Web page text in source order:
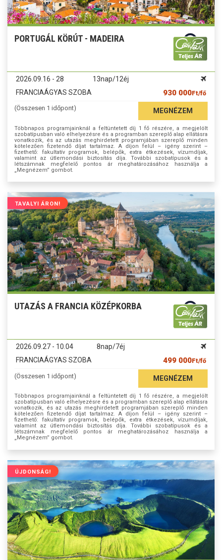
PORTUGÁL KÖRÚT - MADEIRA
2026.09.16 - 28
13nap/12éj
FRANCIAÁGYAS SZOBA
930 000Ft/fő
(Összesen 1 időpont) MEGNÉZEM
Többnapos programjainknál a feltüntetett díj 1 fő részére, a megjelölt
szobatípusban való elhelyezésre és a programban szereplő alap ellátásra
vonatkozik, és az utazás meghirdetett programjában szereplő minden
kötelezően fizetendő díjat tartalmaz. A díjon felül – igény szerint –
fizethető: fakultatív programok, belépők, extra étkezések, vízumdíjak,
valamint az útlemondási biztosítás díja. További szobatípusok és a
létszámnak megfelelő pontos ár meghatározásához használja a
„Megnézem” gombot.
TAVALYI ÁRON!
UTAZÁS A FRANCIA KÖZÉPKORBA
2026.09.27 - 10.04
8nap/7éj
FRANCIAÁGYAS SZOBA
499 000Ft/fő
(Összesen 1 időpont) MEGNÉZEM
Többnapos programjainknál a feltüntetett díj 1 fő részére, a megjelölt
szobatípusban való elhelyezésre és a programban szereplő alap ellátásra
vonatkozik, és az utazás meghirdetett programjában szereplő minden
kötelezően fizetendő díjat tartalmaz. A díjon felül – igény szerint –
fizethető: fakultatív programok, belépők, extra étkezések, vízumdíjak,
valamint az útlemondási biztosítás díja. További szobatípusok és a
létszámnak megfelelő pontos ár meghatározásához használja a
„Megnézem” gombot.
ÚJDONSÁG!